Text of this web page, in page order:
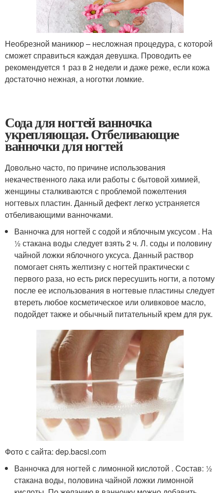
Необрезной маникюр – несложная процедура, с которой
сможет справиться каждая девушка. Проводить ее
рекомендуется 1 раз в 2 недели и даже реже, если кожа
достаточно нежная, а ноготки ломкие.
Сода для ногтей ванночка
укрепляющая. Отбеливающие
ванночки для ногтей
Довольно часто, по причине использования
некачественного лака или работы с бытовой химией,
женщины сталкиваются с проблемой пожелтения
ногтевых пластин. Данный дефект легко устраняется
отбеливающими ванночками.
Ванночка для ногтей с содой и яблочным уксусом . На
½ стакана воды следует взять 2 ч. Л. соды и половину
чайной ложки яблочного уксуса. Данный раствор
помогает снять желтизну с ногтей практически с
первого раза, но есть риск пересушить ногти, а потому
после ее использования в ногтевые пластины следует
втереть любое косметическое или оливковое масло,
подойдет также и обычный питательный крем для рук.
Фото с сайта: dep.bacsi.com
Ванночка для ногтей с лимонной кислотой . Состав: ½
стакана воды, половина чайной ложки лимонной